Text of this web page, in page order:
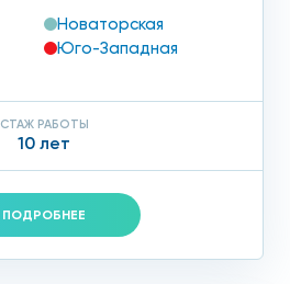
Новаторская
Юго-Западная
СТАЖ РАБОТЫ
10 лет
ПОДРОБНЕЕ